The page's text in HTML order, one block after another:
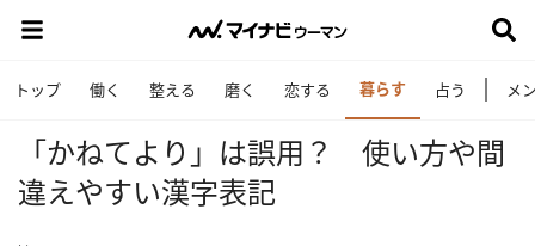
トップ 働く 整える 磨く 恋する 暮らす 占う メ
「かねてより」は誤用？ 使い方や間
違えやすい漢字表記